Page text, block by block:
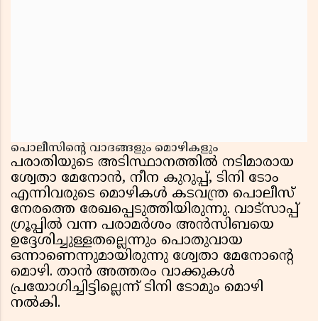
പൊലീസിന്റെ വാദങ്ങളും മൊഴികളും
പരാതിയുടെ അടിസ്ഥാനത്തിൽ നടിമാരായ
ശ്വേതാ മേനോൻ, നീന കുറുപ്പ്, ടിനി ടോം
എന്നിവരുടെ മൊഴികൾ കടവന്ത്ര പൊലീസ്
നേരത്തെ രേഖപ്പെടുത്തിയിരുന്നു. വാട്സാപ്പ്
ഗ്രൂപ്പിൽ വന്ന പരാമർശം അൻസിബയെ
ഉദ്ദേശിച്ചുള്ളതല്ലെന്നും പൊതുവായ
ഒന്നാണെന്നുമായിരുന്നു ശ്വേതാ മേനോന്റെ
മൊഴി. താൻ അത്തരം വാക്കുകൾ
പ്രയോഗിച്ചിട്ടില്ലെന്ന് ടിനി ടോമും മൊഴി
നൽകി.